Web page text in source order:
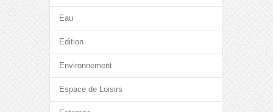
Eau
Edition
Environnement
Espace de Loisirs